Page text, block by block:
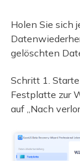
Holen Sie sich
gelöschten
Schritt 1.
Festplatte zur
auf „Nach